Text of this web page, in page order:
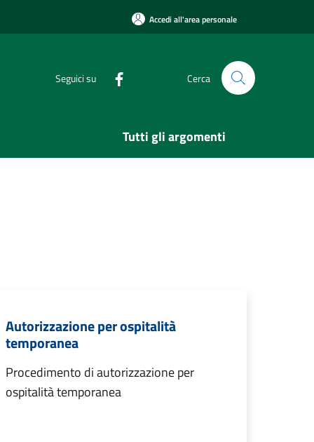
Accedi all'area personale
Seguici su Cerca
Tutti gli argomenti
Autorizzazione per ospitalità
temporanea
Procedimento di autorizzazione per
ospitalità temporanea